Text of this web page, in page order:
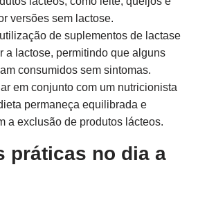
versões sem lactose.
de suplementos de lactase
a lactose, permitindo que alguns
consumidos sem sintomas.
em conjunto com um nutricionista
permaneça equilibrada e
a exclusão de produtos lácteos.
práticas no dia a